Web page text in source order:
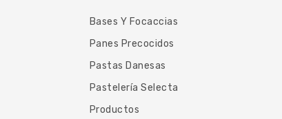
Bases Y Focaccias
Panes Precocidos
Pastas Danesas
Pastelería Selecta
Productos